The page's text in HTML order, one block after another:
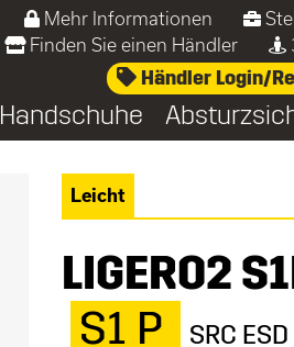
Mehr Informationen
Finden Sie einen Händler
Händler Login/
Handschuhe
Leicht
LIGERO2
S1 P
SRC ESD